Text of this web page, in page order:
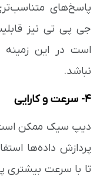
پاسخ‌های
جی‌ پی‌ تی نیز
است در این زمینه
نباشد.
4- سرعت و کارایی
دیپ سیک ممکن است
پردازش داده‌ها
تا با سرعت بیشتری